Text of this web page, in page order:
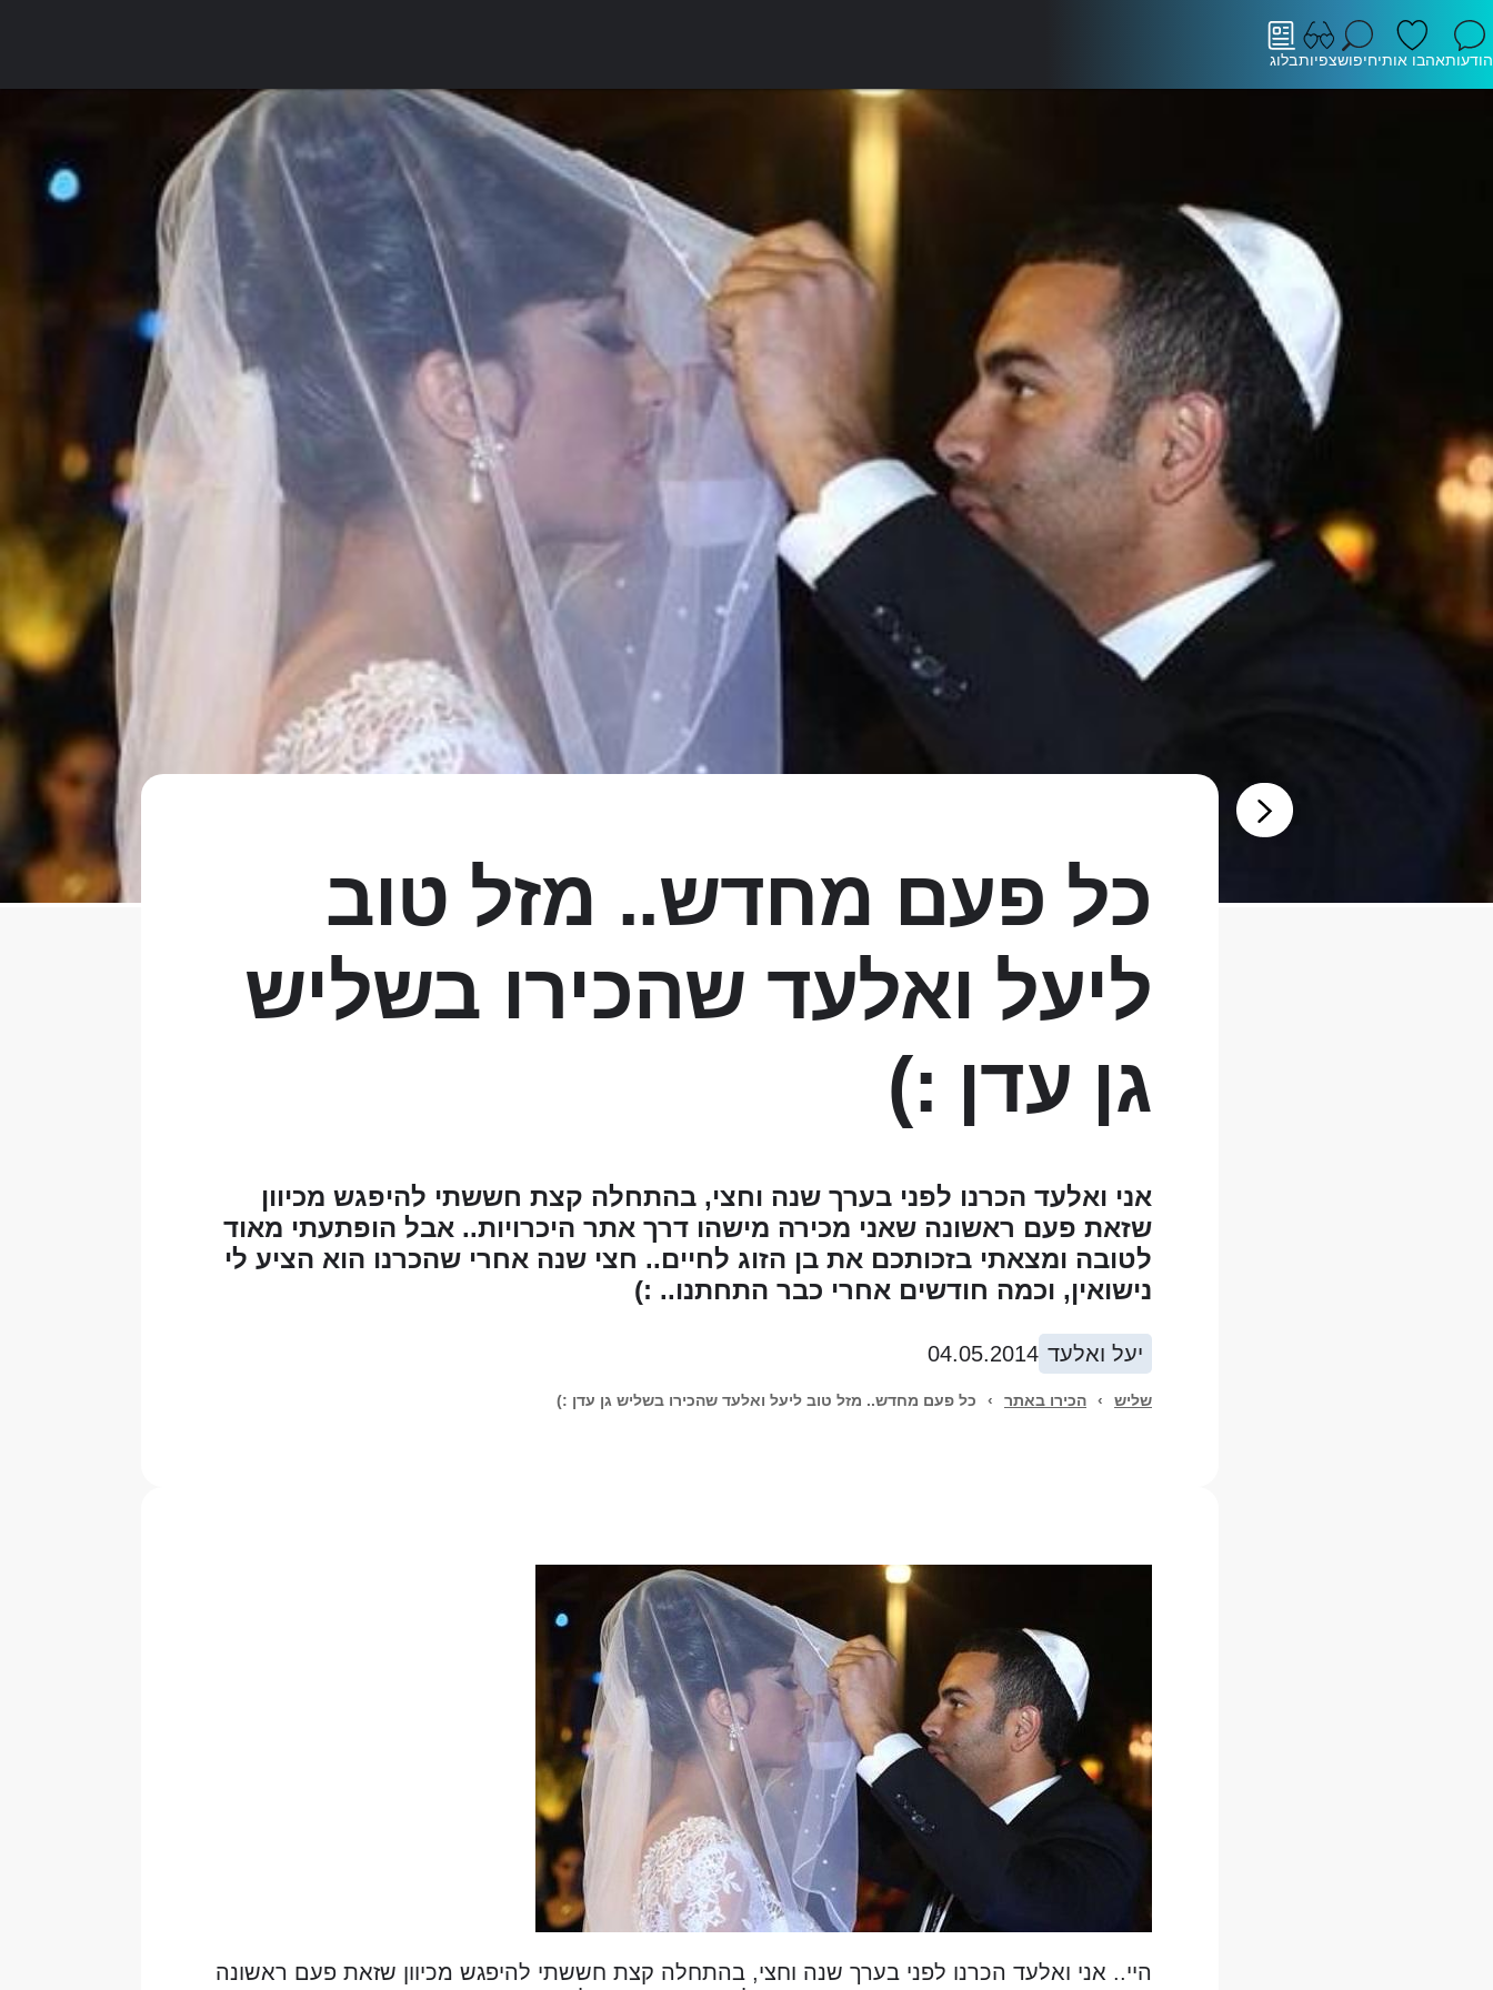
הודעותאהבו אותיחיפושצפיותבלוג
כל פעם מחדש.. מזל טוב
ליעל ואלעד שהכירו בשליש
גן עדן :)
אני ואלעד הכרנו לפני בערך שנה וחצי, בהתחלה קצת חששתי להיפגש מכיוון
שזאת פעם ראשונה שאני מכירה מישהו דרך אתר היכרויות.. אבל הופתעתי מאוד
לטובה ומצאתי בזכותכם את בן הזוג לחיים.. חצי שנה אחרי שהכרנו הוא הציע לי
נישואין, וכמה חודשים אחרי כבר התחתנו.. :)
יעל ואלעד 04.05.2014
שליש › הכירו באתר › כל פעם מחדש.. מזל טוב ליעל ואלעד שהכירו בשליש גן עדן :)
היי.. אני ואלעד הכרנו לפני בערך שנה וחצי, בהתחלה קצת חששתי להיפגש מכיוון שזאת פעם ראשונה